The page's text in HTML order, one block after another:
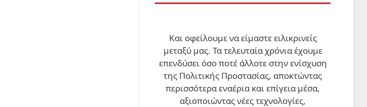
Και οφείλουμε να είμαστε ειλικρινείς
μεταξύ μας. Τα τελευταία χρόνια έχουμε
επενδύσει όσο ποτέ άλλοτε στην ενίσχυση
της Πολιτικής Προστασίας, αποκτώντας
περισσότερα εναέρια και επίγεια μέσα,
αξιοποιώντας νέες τεχνολογίες,